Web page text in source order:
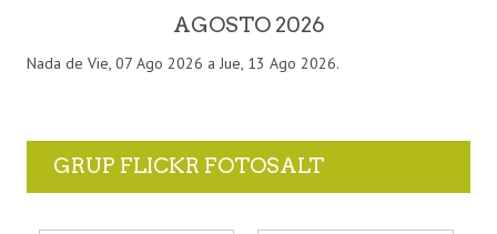
AGOSTO 2026
Nada de Vie, 07 Ago 2026 a Jue, 13 Ago 2026.
GRUP FLICKR FOTOSALT